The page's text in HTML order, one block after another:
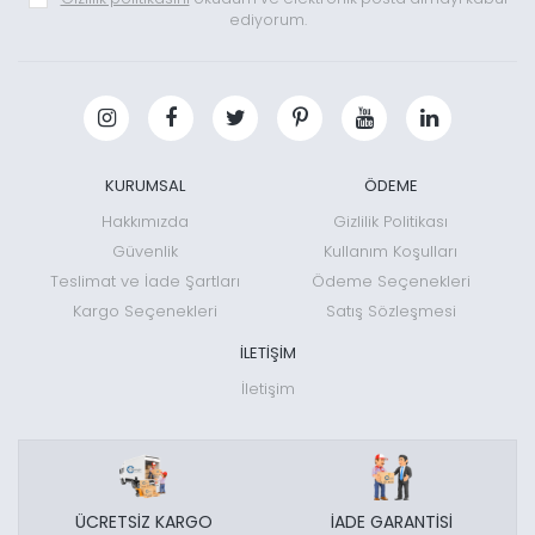
ediyorum.
KURUMSAL
Hakkımızda
Güvenlik
Teslimat ve İade Şartları
Kargo Seçenekleri
ÖDEME
Gizlilik Politikası
Kullanım Koşulları
Ödeme Seçenekleri
Satış Sözleşmesi
İLETİŞİM
İletişim
ÜCRETSİZ KARGO İADE GARANTİSİ